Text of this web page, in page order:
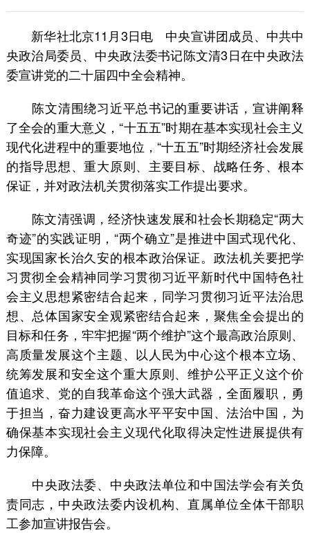
新华社北京11月3日电 中央宣讲团成员、中共中
央政治局委员、中央政法委书记陈文清3日在中央政法
委宣讲党的二十届四中全会精神。
陈文清围绕习近平总书记的重要讲话，宣讲阐释
了全会的重大意义，“十五五”时期在基本实现社会主义
现代化进程中的重要地位，“十五五”时期经济社会发展
的指导思想、重大原则、主要目标、战略任务、根本
保证，并对政法机关贯彻落实工作提出要求。
陈文清强调，经济快速发展和社会长期稳定“两大
奇迹”的实践证明，“两个确立”是推进中国式现代化、
实现国家长治久安的根本政治保证。政法机关要把学
习贯彻全会精神同学习贯彻习近平新时代中国特色社
会主义思想紧密结合起来，同学习贯彻习近平法治思
想、总体国家安全观紧密结合起来，聚焦全会提出的
目标和任务，牢牢把握“两个维护”这个最高政治原则、
高质量发展这个主题、以人民为中心这个根本立场、
统筹发展和安全这个重大原则、维护公平正义这个价
值追求、党的自我革命这个强大武器，全面履职，勇
于担当，奋力建设更高水平平安中国、法治中国，为
确保基本实现社会主义现代化取得决定性进展提供有
力保障。
中央政法委、中央政法单位和中国法学会有关负
责同志，中央政法委内设机构、直属单位全体干部职
工参加宣讲报告会。